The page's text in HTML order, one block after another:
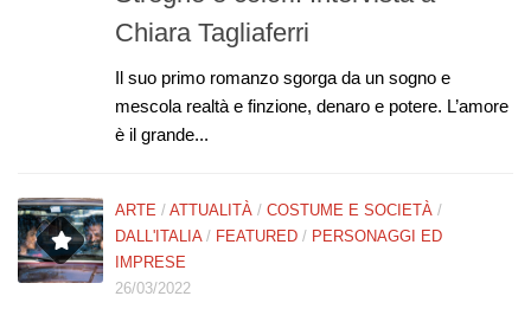
Chiara Tagliaferri
Il suo primo romanzo sgorga da un sogno e
mescola realtà e finzione, denaro e potere. L’amore
è il grande...
ARTE / ATTUALITÀ / COSTUME E SOCIETÀ /
DALL'ITALIA / FEATURED / PERSONAGGI ED
IMPRESE
26/03/2022